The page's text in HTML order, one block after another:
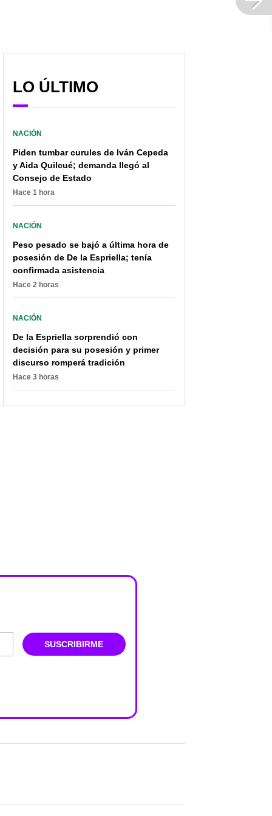
LO ÚLTIMO
NACIÓN
Piden tumbar curules de Iván Cepeda
y Aida Quilcué; demanda llegó al
Consejo de Estado
Hace 1 hora
NACIÓN
Peso pesado se bajó a última hora de
posesión de De la Espriella; tenía
confirmada asistencia
Hace 2 horas
NACIÓN
De la Espriella sorprendió con
decisión para su posesión y primer
discurso romperá tradición
Hace 3 horas
SUSCRIBIRME